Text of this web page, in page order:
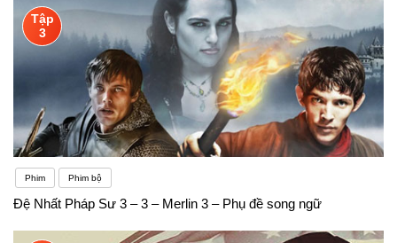
Tập
3
Phim Phim bộ
Đệ Nhất Pháp Sư 3 – 3 – Merlin 3 – Phụ đề song ngữ